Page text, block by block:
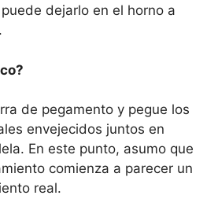
dejarlo en el horno a
de pegamento y pegue los
envejecidos juntos en
En este punto, asumo que
comienza a parecer un
real.